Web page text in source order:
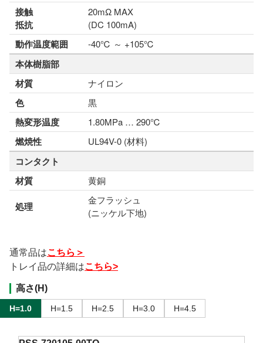
接触
抵抗
20mΩ MAX
(DC 100mA)
動作温度範囲 -40℃ ～ +105℃
本体樹脂部
材質
ナイロン
色 黒
熱変形温度 1.80MPa … 290℃
燃焼性 UL94V-0 (材料)
コンタクト
材質
黄銅
処理
金フラッシュ
(ニッケル下地)
通常品はこちら＞
トレイ品の詳細はこちら>
高さ(H)
H=1.0 H=1.5 H=2.5 H=3.0 H=4.5